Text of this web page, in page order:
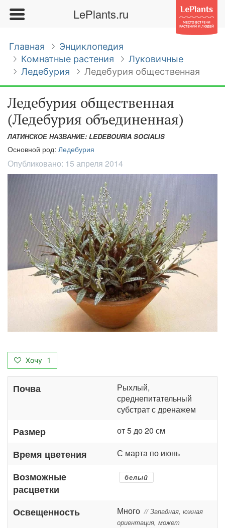
LePlants.ru
Главная
Энциклопедия
Комнатные растения
Луковичные
Ледебурия
Ледебурия общественная
Ледебурия общественная
(Ледебурия объединенная)
ЛАТИНСКОЕ НАЗВАНИЕ: LEDEBOURIA SOCIALIS
Основной род: Ледебурия
Опубликовано: 15 апреля 2014
Хочу 1
Почва
Рыхлый,
среднепитательный
субстрат с дренажем
Размер от 5 до 20 см
Время цветения С марта по июнь
Возможные
расцветки
белый
Освещенность Много // Западная, южная
ориентация, может